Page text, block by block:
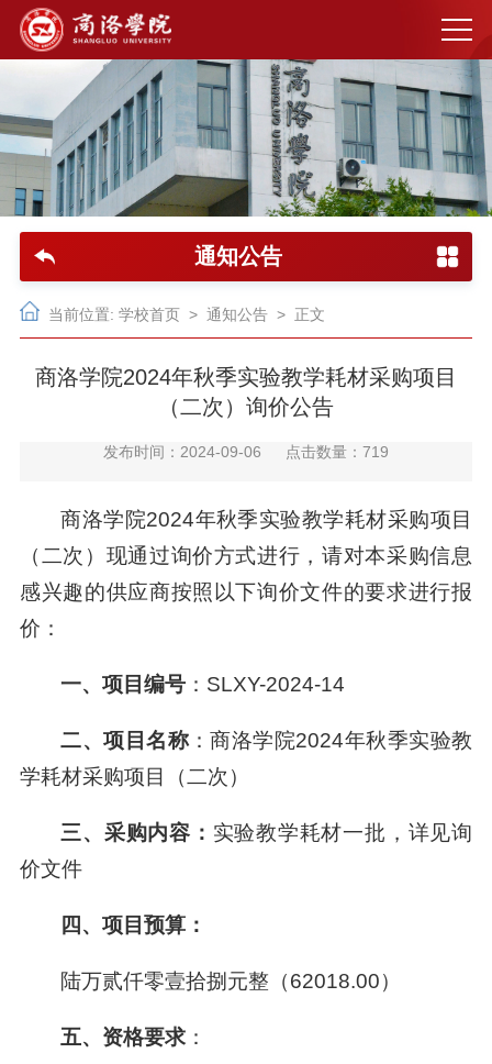
通知公告
当前位置: 学校首页 > 通知公告> 正文
商洛学院2024年秋季实验教学耗材采购项目
（二次）询价公告
发布时间：2024-09-06 点击数量： 719
商洛学院2024年秋季实验教学耗材采购项目
（二次）现通过询价方式进行，请对本采购信息
感兴趣的供应商按照以下询价文件的要求进行报
价：
一、项目编号 ：SLXY-2024-14
二、项目名称：商洛学院2024年秋季实验教
学耗材采购项目（二次）
三、采购内容： 实验教学耗材一批，详见询
价文件
四、项目预算：
陆万贰仟零壹拾捌元整（62018.00）
五、 资格要求 ：